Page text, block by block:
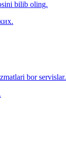
bilib oling.
bor servislar.